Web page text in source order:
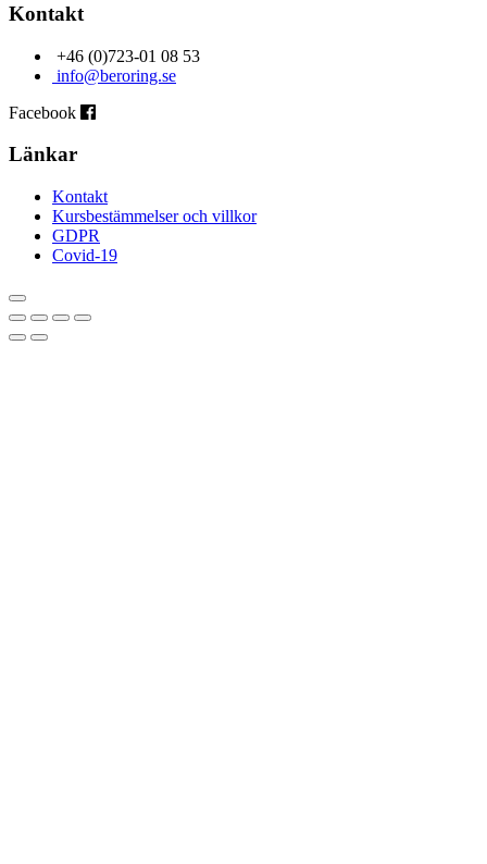
Kontakt
+46 (0)723-01 08 53
info@beroring.se
Facebook
Länkar
Kontakt
Kursbestämmelser och villkor
GDPR
Covid-19